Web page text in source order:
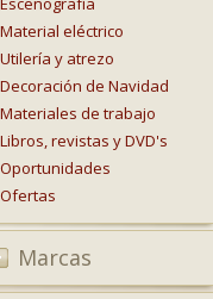
Material eléctrico
Utilería y atrezo
Decoración de Navidad
Materiales de trabajo
Libros, revistas y DVD's
Oportunidades
Ofertas
Marcas